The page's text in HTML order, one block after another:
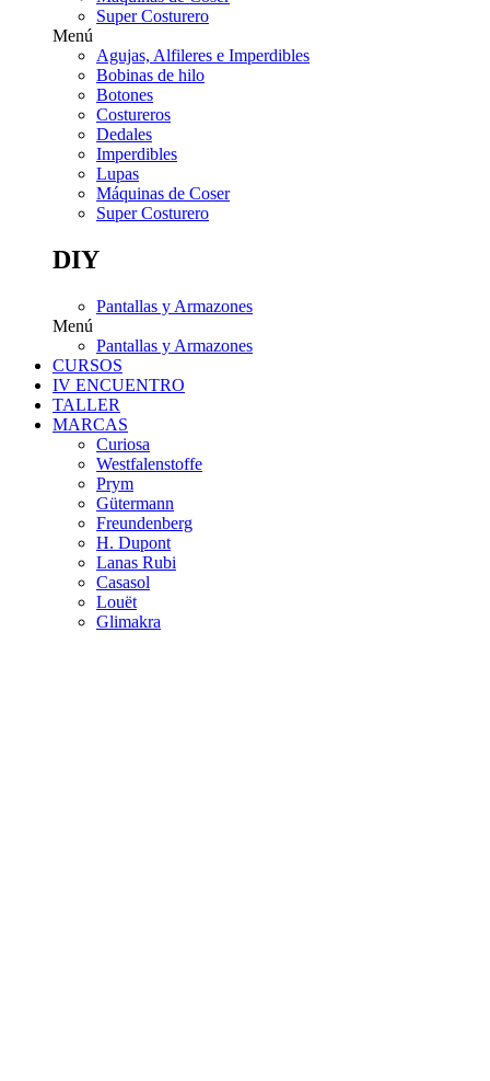
Super Costurero
Menú
Agujas, Alfileres e Imperdibles
Bobinas de hilo
Botones
Costureros
Dedales
Imperdibles
Lupas
Máquinas de Coser
Super Costurero
DIY
Pantallas y Armazones
Menú
Pantallas y Armazones
CURSOS
IV ENCUENTRO
TALLER
MARCAS
Curiosa
Westfalenstoffe
Prym
Gütermann
Freundenberg
H. Dupont
Lanas Rubi
Casasol
Louët
Glimakra